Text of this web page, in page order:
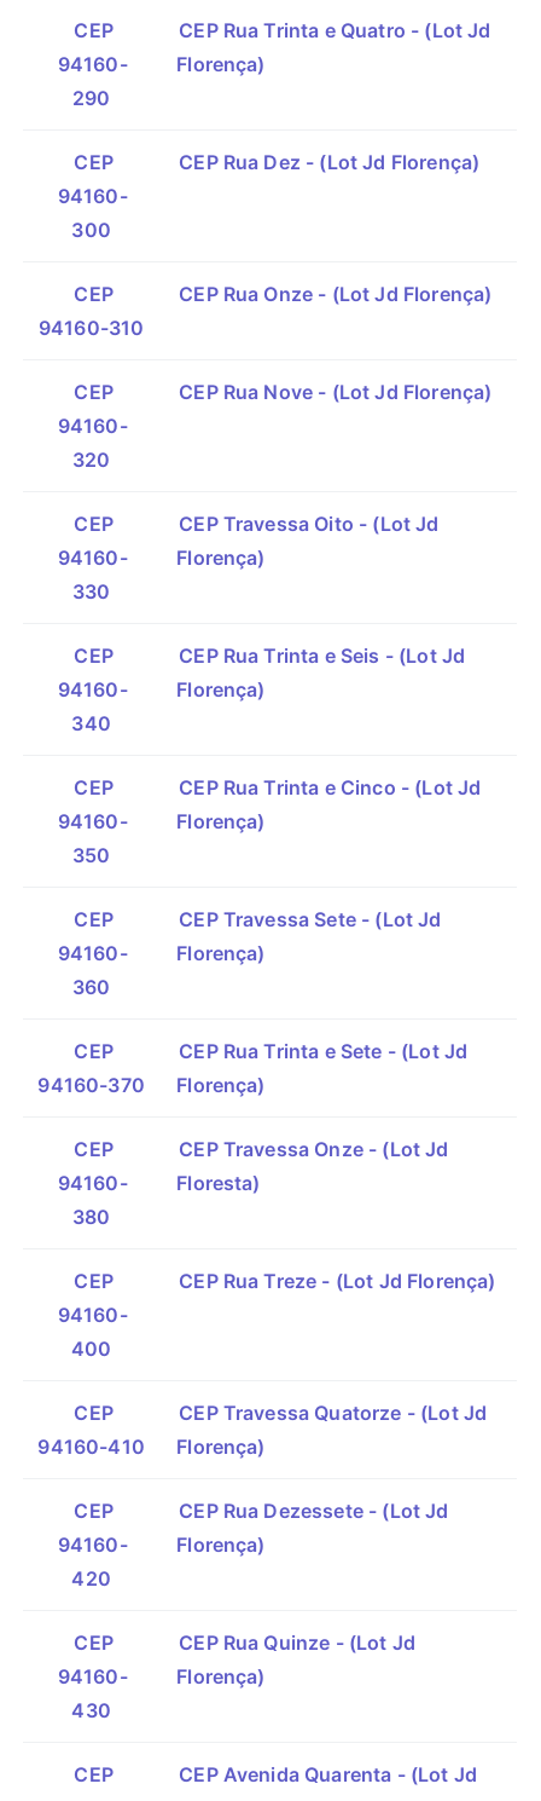
CEP
94160-
290
CEP Rua Trinta e Quatro - (Lot Jd
Florença)
CEP
94160-
300
CEP Rua Dez - (Lot Jd Florença)
CEP
94160-310
CEP Rua Onze - (Lot Jd Florença)
CEP
94160-
320
CEP Rua Nove - (Lot Jd Florença)
CEP
94160-
330
CEP Travessa Oito - (Lot Jd
Florença)
CEP
94160-
340
CEP Rua Trinta e Seis - (Lot Jd
Florença)
CEP
94160-
350
CEP Rua Trinta e Cinco - (Lot Jd
Florença)
CEP
94160-
360
CEP Travessa Sete - (Lot Jd
Florença)
CEP
94160-370
CEP Rua Trinta e Sete - (Lot Jd
Florença)
CEP
94160-
380
CEP Travessa Onze - (Lot Jd
Floresta)
CEP
94160-
400
CEP Rua Treze - (Lot Jd Florença)
CEP
94160-410
CEP Travessa Quatorze - (Lot Jd
Florença)
CEP
94160-
420
CEP Rua Dezessete - (Lot Jd
Florença)
CEP
94160-
430
CEP Rua Quinze - (Lot Jd
Florença)
CEP
CEP Avenida Quarenta - (Lot Jd